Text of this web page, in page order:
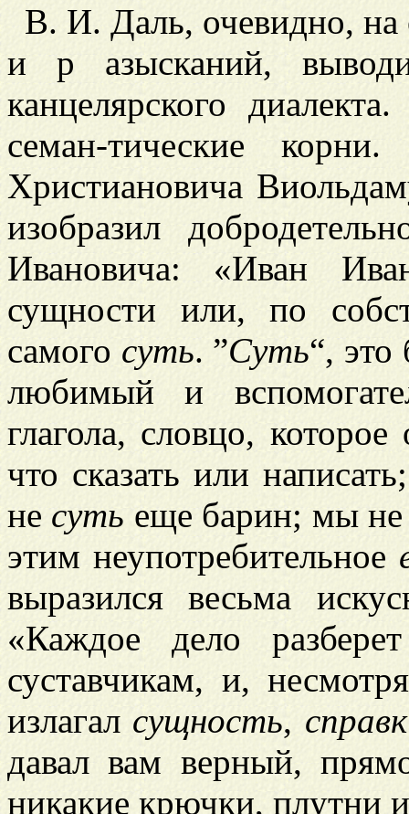
В. И. Даль, очевидно,
и р азысканий,
канцелярского
семан-тические
Христиановича
изобразил
Ивановича: «Иван
сущности или, по
самого суть. ”Суть“,
любимый и
глагола, словцо,
что сказать или
не суть еще барин; мы
этим неупотребительное
выразился весьма
«Каждое дело
суставчикам, и,
излагал сущность,
давал вам верный,
никакие крючки, плутни